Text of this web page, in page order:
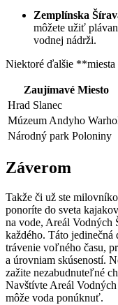
Zemplínska
môžete užiť
vodnej nádrži.
Niektoré ďalšie
Zaujímavé Miesto
Hrad Slanec
Múzeum Andyho⁣
Národný park Poloniny
Záverom
Takže ⁢či už ste
ponoríte do sveta
na vode, Areál Vodných
každého. Táto jedinečná
trávenie ⁤voľného času,
a⁤ úrovniam skúseností.
zažite nezabudnuteľné
Navštívte Areál
‍môže voda⁣ ponúknuť.